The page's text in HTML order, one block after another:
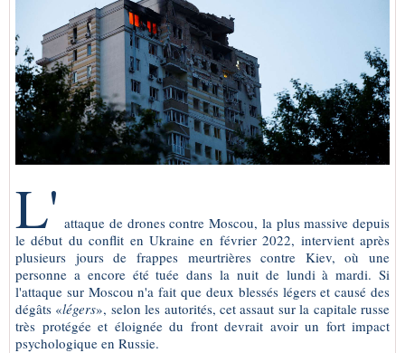
L' attaque de drones contre Moscou, la plus massive depuis
le début du conflit en Ukraine en février 2022, intervient après
plusieurs jours de frappes meurtrières contre Kiev, où une
personne a encore été tuée dans la nuit de lundi à mardi. Si
l'attaque sur Moscou n'a fait que deux blessés légers et causé des
dégâts «légers», selon les autorités, cet assaut sur la capitale russe
très protégée et éloignée du front devrait avoir un fort impact
psychologique en Russie.